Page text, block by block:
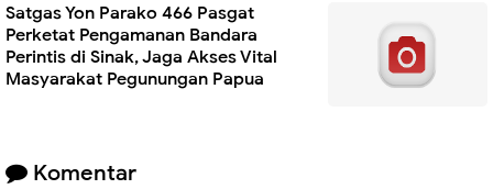
Satgas Yon Parako 466 Pasgat
Perketat Pengamanan Bandara
Perintis di Sinak, Jaga Akses Vital
Masyarakat Pegunungan Papua
Komentar